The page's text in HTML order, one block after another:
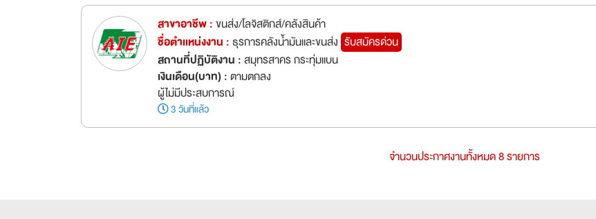
สาขาอาชีพ :ขนส่ง/โลจิสติกส์/คลังสินค้า
ชื่อตำเเหน่งงาน : ธุรการคลังน้ำมันและขนส่ง รับสมัครด่วน
สถานที่ปฏิบัติงาน :สมุทรสาคร กระทุ่มแบน
เงินเดือน(บาท) :ตามตกลง
ผู้ไม่มีประสบการณ์
3 วันที่แล้ว
จำนวนประกาศงานทั้งหมด 8 รายการ